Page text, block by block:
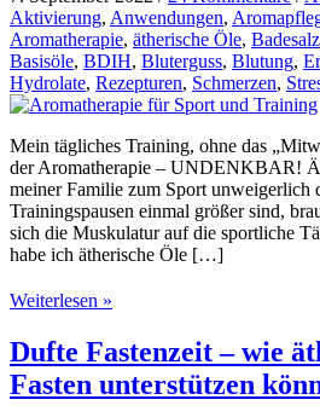
Aktivierung, Anwendungen,
Aromatherapie, ätherische Öle, Badesalz
Basisöle, BDIH, Bluterguss, Blutung,
Hydrolate, Rezepturen, Schmerzen,
Mein tägliches Training, ohne das
der Aromatherapie – UNDENKBAR!
meiner Familie zum Sport unweigerlich
Trainingspausen einmal größer sind,
sich die Muskulatur auf die sportliche
habe ich ätherische Öle […]
Aromatherapie
Sport
und
Training
Weiterlesen »
Dufte Fastenzeit – wie
Fasten unterstützen